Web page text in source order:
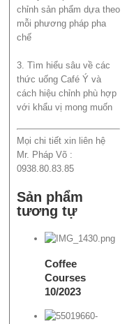
chỉnh sản phẩm dựa theo
mỗi phương pháp pha
chế
3. Tìm hiểu sâu về các
thức uống Café Ý và
cách hiệu chỉnh phù hợp
với khẩu vị mong muốn
Mọi chi tiết xin liên hệ
Mr. Pháp Võ :
0938.80.83.85
Sản phẩm
tương tự
Coffee
Courses
10/2023